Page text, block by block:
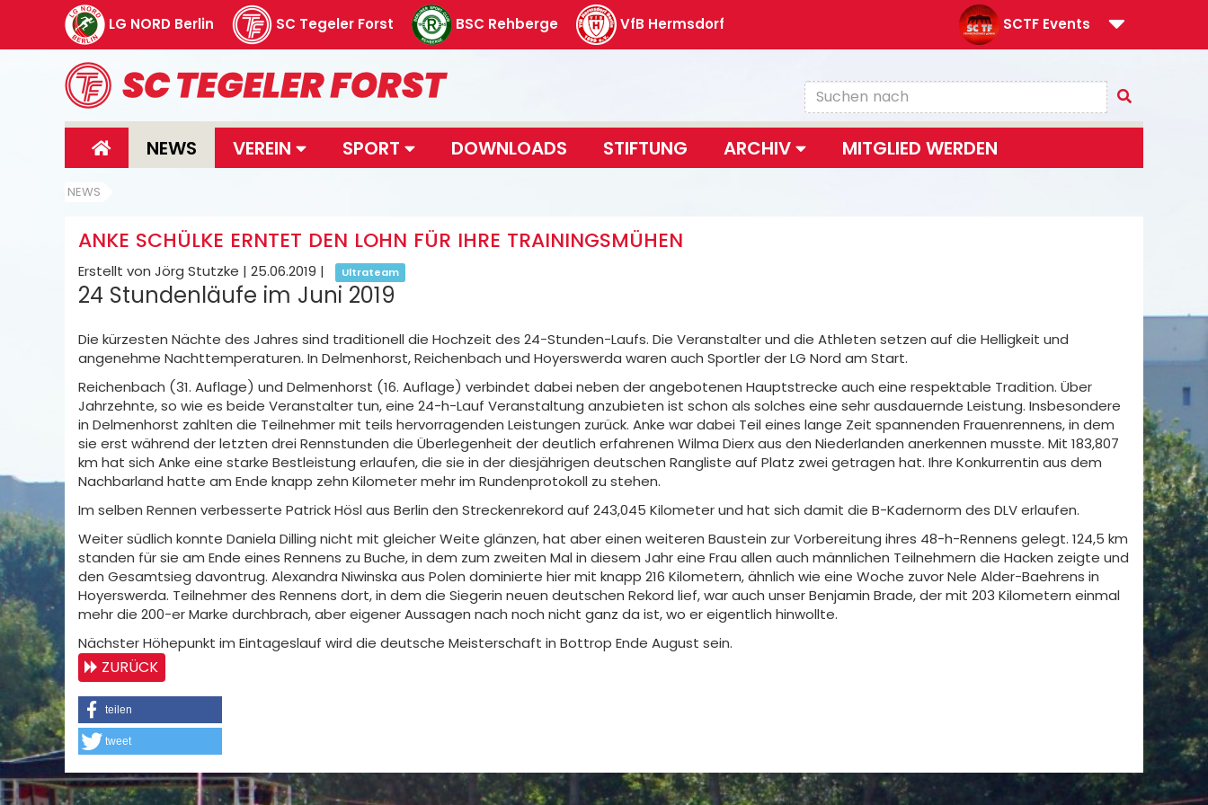
LG NORD Berlin SC Tegeler Forst BSC Rehberge VfB Hermsdorf SCTF Events
NEWS VEREIN SPORT DOWNLOADS STIFTUNG ARCHIV MITGLIED WERDEN
NEWS
ANKE SCHÜLKE ERNTET DEN LOHN FÜR IHRE TRAININGSMÜHEN
Erstellt von Jörg Stutzke | 25.06.2019 | Ultrateam
24 Stundenläufe im Juni 2019
Die kürzesten Nächte des Jahres sind traditionell die Hochzeit des 24-Stunden-Laufs. Die Veranstalter und die Athleten setzen auf die Helligkeit und
angenehme Nachttemperaturen. In Delmenhorst, Reichenbach und Hoyerswerda waren auch Sportler der LG Nord am Start.
Reichenbach (31. Auflage) und Delmenhorst (16. Auflage) verbindet dabei neben der angebotenen Hauptstrecke auch eine respektable Tradition. Über
Jahrzehnte, so wie es beide Veranstalter tun, eine 24-h-Lauf Veranstaltung anzubieten ist schon als solches eine sehr ausdauernde Leistung. Insbesondere
in Delmenhorst zahlten die Teilnehmer mit teils hervorragenden Leistungen zurück. Anke war dabei Teil eines lange Zeit spannenden Frauenrennens, in dem
sie erst während der letzten drei Rennstunden die Überlegenheit der deutlich erfahrenen Wilma Dierx aus den Niederlanden anerkennen musste. Mit 183,807
km hat sich Anke eine starke Bestleistung erlaufen, die sie in der diesjährigen deutschen Rangliste auf Platz zwei getragen hat. Ihre Konkurrentin aus dem
Nachbarland hatte am Ende knapp zehn Kilometer mehr im Rundenprotokoll zu stehen.
Im selben Rennen verbesserte Patrick Hösl aus Berlin den Streckenrekord auf 243,045 Kilometer und hat sich damit die B-Kadernorm des DLV erlaufen.
Weiter südlich konnte Daniela Dilling nicht mit gleicher Weite glänzen, hat aber einen weiteren Baustein zur Vorbereitung ihres 48-h-Rennens gelegt. 124,5 km
standen für sie am Ende eines Rennens zu Buche, in dem zum zweiten Mal in diesem Jahr eine Frau allen auch männlichen Teilnehmern die Hacken zeigte und
den Gesamtsieg davontrug. Alexandra Niwinska aus Polen dominierte hier mit knapp 216 Kilometern, ähnlich wie eine Woche zuvor Nele Alder-Baehrens in
Hoyerswerda. Teilnehmer des Rennens dort, in dem die Siegerin neuen deutschen Rekord lief, war auch unser Benjamin Brade, der mit 203 Kilometern einmal
mehr die 200-er Marke durchbrach, aber eigener Aussagen nach noch nicht ganz da ist, wo er eigentlich hinwollte.
Nächster Höhepunkt im Eintageslauf wird die deutsche Meisterschaft in Bottrop Ende August sein.
ZURÜCK
teilen
tweet